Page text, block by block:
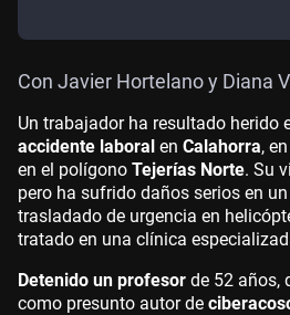
Con Javier Hortelano y Diana
Un trabajador ha resultado herido
accidente laboral en Calahorra,
en el polígono Tejerías Norte. Su
pero ha sufrido daños serios en
trasladado de urgencia en
tratado en una clínica
Detenido un profesor de 52 años,
como presunto autor de